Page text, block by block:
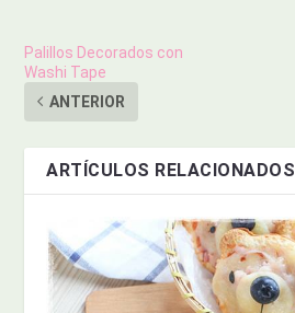
Palillos Decorados con
Washi Tape
ANTERIOR
ARTÍCULOS RELACIONADOS